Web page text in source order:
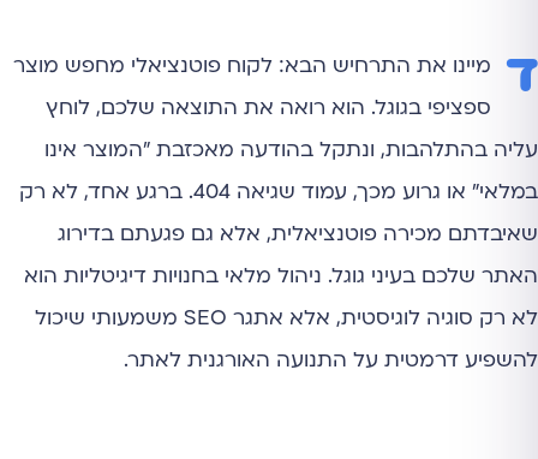
ד מיינו את התרחיש הבא: לקוח פוטנציאלי מחפש מוצר
ספציפי בגוגל. הוא רואה את התוצאה שלכם, לוחץ
עליה בהתלהבות, ונתקל בהודעה מאכזבת "המוצר אינו
במלאי" או גרוע מכך, עמוד שגיאה 404. ברגע אחד, לא רק
שאיבדתם מכירה פוטנציאלית, אלא גם פגעתם בדירוג
האתר שלכם בעיני גוגל. ניהול מלאי בחנויות דיגיטליות הוא
לא רק סוגיה לוגיסטית, אלא אתגר SEO משמעותי שיכול
להשפיע דרמטית על התנועה האורגנית לאתר.